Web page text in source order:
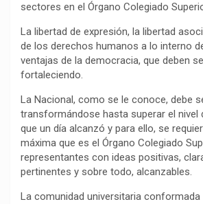
sectores en el Órgano Colegiado
La libertad de expresión, la libertad
de los derechos humanos a lo interno
ventajas de la democracia, que deben
fortaleciendo.
La Nacional, como se le conoce, debe
transformándose hasta superar el nivel
que un día alcanzó y para ello, se
máxima que es el Órgano Colegiado
representantes con ideas positivas,
pertinentes y sobre todo, alcanzables.
La comunidad universitaria